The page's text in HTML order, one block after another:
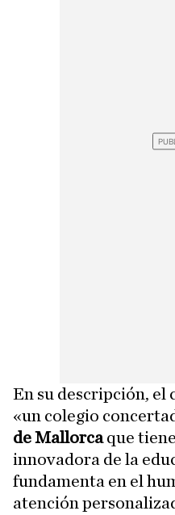
En su descripción, el
«un colegio
de Mallorcaque
innovadora de la
fundamenta en el
atención